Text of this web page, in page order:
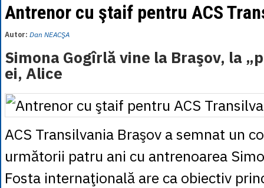
1 HUF= 1.2223
1 INR= 0.0513
1 MXN= 0.2227
1 NOK
= 0.4191
1 RSD
= 0.0425
1 RUB= 0.0530
1 TRY = 0.1141
1 XDR= 5.9383
1 ZAR = 0.2318
Antrenor cu ştaif pentru ACS
Autor: Dan NEACŞA
Simona Gogîrlă vine la Braşov, la
ei, Alice
ACS Transilvania Braşov a semnat un
următorii patru ani cu antrenoarea
Fosta internaţională are ca obiectiv